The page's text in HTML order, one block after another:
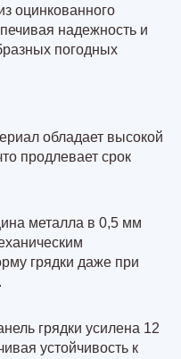
оцинкованного
надежность и
погодных
обладает высокой
продлевает срок
металла в 0,5 мм
грядки даже при
грядки усилена 12
устойчивость к